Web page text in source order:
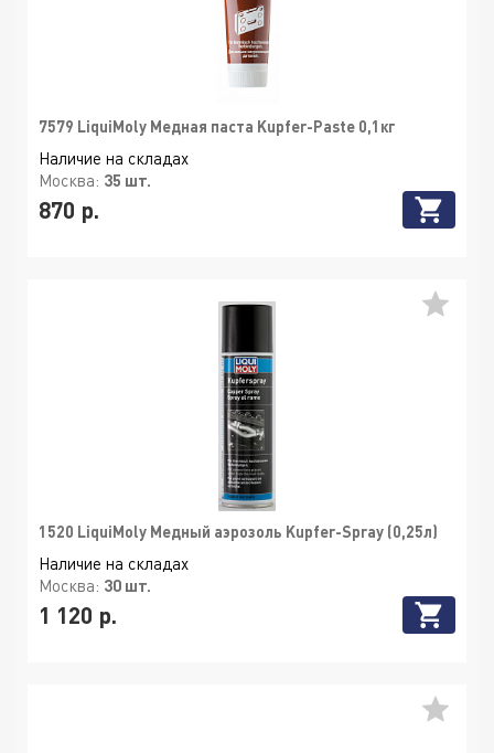
7579 LiquiMoly Медная паста Kupfer-Paste 0,1кг
Наличие на складах
Москва: 35 шт.
870 р.
1520 LiquiMoly Медный аэрозоль Kupfer-Spray (0,25л)
Наличие на складах
Москва: 30 шт.
1 120 р.